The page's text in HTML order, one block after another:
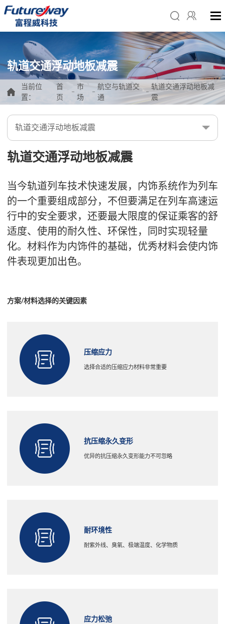
轨道交通浮动地板减震
当前位
置：
首
页
-
市
场
-
航空与轨道交
通
-
轨道交通浮动地板减
震
轨道交通浮动地板减震
轨道交通浮动地板减震
当今轨道列车技术快速发展，内饰系统作为列车
的一个重要组成部分，不但要满足在列车高速运
行中的安全要求，还要最大限度的保证乘客的舒
适度、使用的耐久性、环保性，同时实现轻量
化。材料作为内饰件的基础，优秀材料会使内饰
件表现更加出色。
方案/材料选择的关键因素
压缩应力
选择合适的压缩应力材料非常重要
抗压缩永久变形
优异的抗压缩永久变形能力不可忽略
耐环境性
耐紫外线、臭氧、极端温度、化学物质
应力松弛